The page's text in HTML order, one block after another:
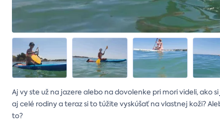
Aj vy ste už na jazere alebo na dovolenke pri mori videli, ako si
aj celé rodiny a teraz si to túžite vyskúšať na vlastnej koži?
to?